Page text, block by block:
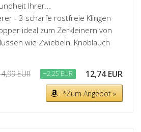
Ihrer...
- 3 scharfe rostfreie Klingen
ideal zum Zerkleinern von
wie Zwiebeln, Knoblauch
EUR −2,25 EUR 12,74 EUR
*Zum Angebot »